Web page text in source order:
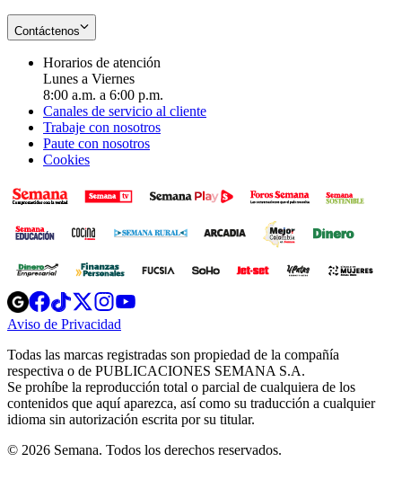
Contáctenos
Horarios de atención
Lunes a Viernes
8:00 a.m. a 6:00 p.m.
Canales de servicio al cliente
Trabaje con nosotros
Paute con nosotros
Cookies
Opens
in
new
Opens
in
new
Opens
in
new
window
Opens
new
windowwindow
Aviso de Privacidad
new
window
Todas las marcas registradas son propiedad de la compañía
respectiva o de PUBLICACIONES SEMANA S.A.
Se prohíbe la reproducción total o parcial de cualquiera de los
contenidos que aquí aparezca, así como su traducción a cualquier
idioma sin autorización escrita por su titular.
© 2026 Semana. Todos los derechos reservados.